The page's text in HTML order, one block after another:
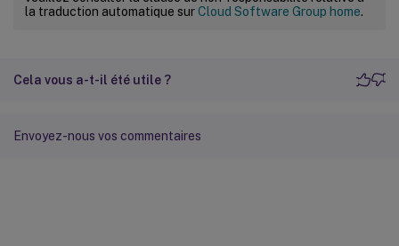
la traduction automatique surCloud Software Group home.
Cela vous a-t-il été utile ?
Envoyez-nous vos commentaires